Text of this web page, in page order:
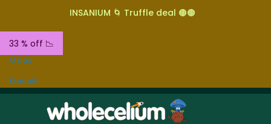
INSANIUM 🌀 Truffle deal 🟤🟤
33 % off 📉
O nás
Kontakt